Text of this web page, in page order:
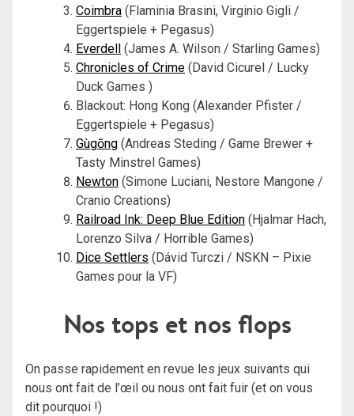
Coimbra (Flaminia Brasini, Virginio Gigli /
Eggertspiele + Pegasus)
Everdell (James A. Wilson / Starling Games)
Chronicles of Crime (David Cicurel / Lucky
Duck Games )
Blackout: Hong Kong (Alexander Pfister /
Eggertspiele + Pegasus)
Gùgōng (Andreas Steding / Game Brewer +
Tasty Minstrel Games)
Newton (Simone Luciani, Nestore Mangone /
Cranio Creations)
Railroad Ink: Deep Blue Edition (Hjalmar Hach,
Lorenzo Silva / Horrible Games)
Dice Settlers (Dávid Turczi / NSKN – Pixie
Games pour la VF)
Nos tops et nos flops
On passe rapidement en revue les jeux suivants qui
nous ont fait de l’œil ou nous ont fait fuir (et on vous
dit pourquoi !)